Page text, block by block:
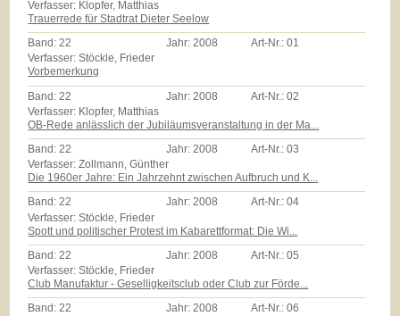
Verfasser: Klopfer, Matthias
Trauerrede für Stadtrat Dieter Seelow
Band:22 Jahr:2008 Art-Nr.:01
Verfasser: Stöckle, Frieder
Vorbemerkung
Band: 22 Jahr: 2008 Art-Nr.:02
Verfasser: Klopfer, Matthias
OB-Rede anlässlich der Jubiläumsveranstaltung in der Ma...
Band:22 Jahr:2008 Art-Nr.:03
Verfasser: Zollmann, Günther
Die 1960er Jahre: Ein Jahrzehnt zwischen Aufbruch und K...
Band:22 Jahr:2008 Art-Nr.:04
Verfasser: Stöckle, Frieder
Spott und politischer Protest im Kabarettformat: Die Wi...
Band:22 Jahr:2008 Art-Nr.:05
Verfasser: Stöckle, Frieder
Club Manufaktur - Geselligkeitsclub oder Club zur Förde...
Band:22 Jahr:2008 Art-Nr.:06